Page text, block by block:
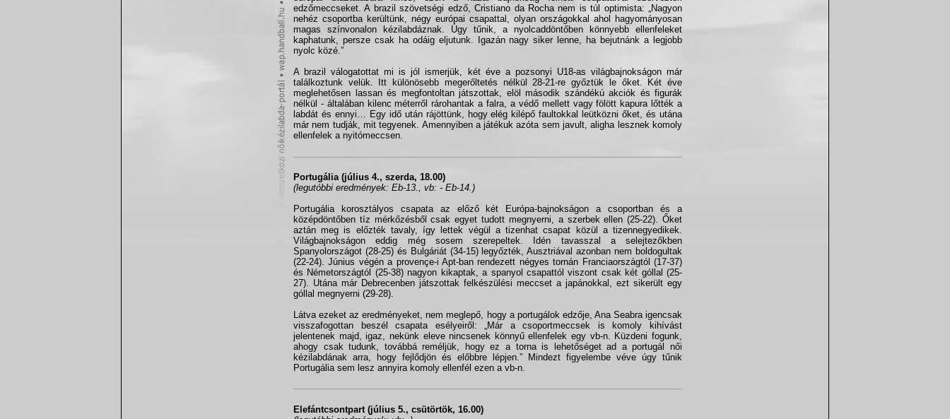
edzőmeccseket. A brazil szövetségi edző, Cristiano da Rocha nem is túl optimista: „Nagyon
nehéz csoportba kerültünk, négy európai csapattal, olyan országokkal ahol hagyományosan
magas színvonalon kézilabdáznak. Úgy tűnik, a nyolcaddöntőben könnyebb ellenfeleket
kaphatunk, persze csak ha odáig eljutunk. Igazán nagy siker lenne, ha bejutnánk a legjobb
nyolc közé.”
A brazil válogatottat mi is jól ismerjük, két éve a pozsonyi U18-as világbajnokságon már
találkoztunk velük. Itt különösebb megerőltetés nélkül 28-21-re győztük le őket. Két éve
meglehetősen lassan és megfontoltan játszottak, elöl második szándékú akciók és figurák
nélkül - általában kilenc méterről rárohantak a falra, a védő mellett vagy fölött kapura lőtték a
labdát és ennyi… Egy idő után rájöttünk, hogy elég kilépő faultokkal leütközni őket, és utána
már nem tudják, mit tegyenek. Amennyiben a játékuk azóta sem javult, aligha lesznek komoly
ellenfelek a nyitómeccsen.
Portugália (július 4., szerda, 18.00)
(legutóbbi eredmények: Eb-13., vb: - Eb-14.)
Portugália korosztályos csapata az előző két Európa-bajnokságon a csoportban és a
középdöntőben tíz mérkőzésből csak egyet tudott megnyerni, a szerbek ellen (25-22). Őket
aztán meg is előzték tavaly, így lettek végül a tizenhat csapat közül a tizennegyedikek.
Világbajnokságon eddig még sosem szerepeltek. Idén tavasszal a selejtezőkben
Spanyolországot (28-25) és Bulgáriát (34-15) legyőzték, Ausztriával azonban nem boldogultak
(22-24). Június végén a provençe-i Apt-ban rendezett négyes tornán Franciaországtól (17-37)
és Németországtól (25-38) nagyon kikaptak, a spanyol csapattól viszont csak két góllal (25-
27). Utána már Debrecenben játszottak felkészülési meccset a japánokkal, ezt sikerült egy
góllal megnyerni (29-28).
Látva ezeket az eredményeket, nem meglepő, hogy a portugálok edzője, Ana Seabra igencsak
visszafogottan beszél csapata esélyeiről: „Már a csoportmeccsek is komoly kihívást
jelentenek majd, igaz, nekünk eleve nincsenek könnyű ellenfelek egy vb-n. Küzdeni fogunk,
ahogy csak tudunk, továbbá reméljük, hogy ez a torna is lehetőséget ad a portugál női
kézilabdának arra, hogy fejlődjön és előbbre lépjen.” Mindezt figyelembe véve úgy tűnik
Portugália sem lesz annyira komoly ellenfél ezen a vb-n.
Elefántcsontpart (július 5., csütörtök, 16.00)